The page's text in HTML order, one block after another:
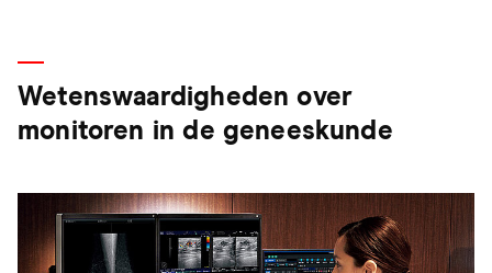
Wetenswaardigheden over
monitoren in de geneeskunde